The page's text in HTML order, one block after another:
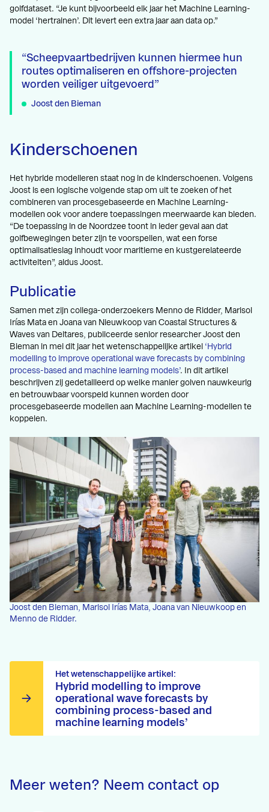
golfdataset. “Je kunt bijvoorbeeld elk jaar het Machine Learning-
model ‘hertrainen’. Dit levert een extra jaar aan data op.”
Scheepvaartbedrijven kunnen hiermee hun
routes optimaliseren en offshore-projecten
worden veiliger uitgevoerd
Joost den Bieman
Kinderschoenen
Het hybride modelleren staat nog in de kinderschoenen. Volgens
Joost is een logische volgende stap om uit te zoeken of het
combineren van procesgebaseerde en Machine Learning-
modellen ook voor andere toepassingen meerwaarde kan bieden.
“De toepassing in de Noordzee toont in ieder geval aan dat
golfbewegingen beter zijn te voorspellen, wat een forse
optimalisatieslag inhoudt voor maritieme en kustgerelateerde
activiteiten”, aldus Joost.
Publicatie
Samen met zijn collega-onderzoekers Menno de Ridder, Marisol
Irías Mata en Joana van Nieuwkoop van Coastal Structures &
Waves van Deltares, publiceerde senior researcher Joost den
Bieman in mei dit jaar het wetenschappelijke artikel ‘Hybrid
modelling to improve operational wave forecasts by combining
process-based and machine learning models’. In dit artikel
beschrijven zij gedetailleerd op welke manier golven nauwkeurig
en betrouwbaar voorspeld kunnen worden door
procesgebaseerde modellen aan Machine Learning-modellen te
koppelen.
Joost den Bieman, Marisol Irías Mata, Joana van Nieuwkoop en
Menno de Ridder.
Hybrid modelling to improve
operational wave forecasts by
combining process-based and
machine learning models’
Het wetenschappelijke artikel:
Meer weten? Neem contact op